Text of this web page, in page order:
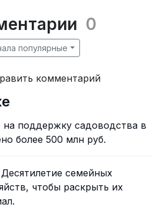
0
популярные
комментарий
на поддержку садоводства в
более 500 млн руб.
семейных
чтобы раскрыть их